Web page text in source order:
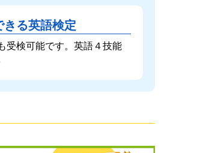
きる英語検定
受検可能です。英語４技能